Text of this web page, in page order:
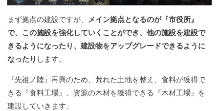
まず拠点の建設ですが、 メイン拠点となるのが『市役所』
で、この施設を強化していくことができ、他の施設を建設で
きるようになったり、建設物をアップグレードできるように
なったり します。
『先祖ノ陸』再興のため、荒れた土地を整え、食料が獲得で
きる『食料工場』、資源の木材を獲得できる『木材工場』を
建設していきます。